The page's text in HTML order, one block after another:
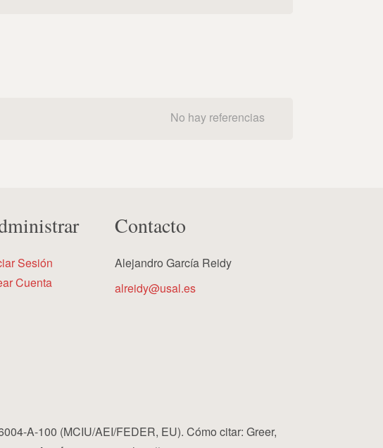
No hay referencias
Sesión
Cuenta
Contacto
Alejandro García Reidy
alreidy@usal.es
A-100 (MCIU/AEI/FEDER, EU). Cómo citar: Greer,